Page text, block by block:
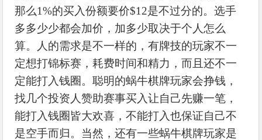
那么1%的买入份额要价$12是不过分的。选手
多多少少都会加价，加多少取决于个人怎么
算。人的需求是不一样的，有牌技的玩家不一
定想打锦标赛，耗费时间和精力，而且还不一
定能打入钱圈。聪明的蜗牛棋牌玩家会挣钱，
找几个投资人赞助赛事买入让自己先赚一笔，
能打入钱圈皆大欢喜，不能打入也保证自己不
是空手而归。当然，还有一些蜗牛棋牌玩家是